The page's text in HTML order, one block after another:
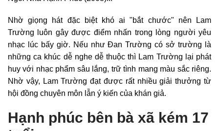
Nhờ giọng hát đặc biệt khó ai "bắt chước" nên Lam
Trường luôn gây được điểm nhấn trong lòng người yêu
nhạc lúc bấy giờ. Nếu như Đan Trường có sở trường là
những ca khúc dễ nghe dễ thuộc thì Lam Trường lại phát
huy với nhạc phẩm sâu lắng, trữ tình mang màu sắc riêng.
Nhờ vậy, Lam Trường đạt được rất nhiều giải thưởng từ
hội đồng chuyên môn lẫn ý kiến của khán giả.
Hạnh phúc bên bà xã kém 17